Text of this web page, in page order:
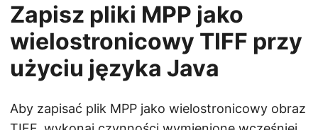
Zapisz pliki MPP jako
wielostronicowy TIFF przy
użyciu języka Java
Aby zapisać plik MPP jako wielostronicowy obraz